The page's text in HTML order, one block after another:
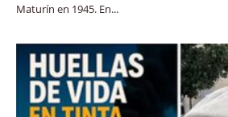
Maturín en 1945. En...